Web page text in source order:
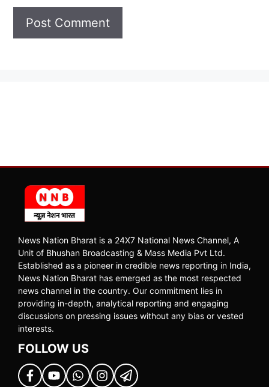
News Nation Bharat is a 24X7 National News Channel, A
Unit of Bhushan Broadcasting & Mass Media Pvt Ltd.
Established as a pioneer in credible news reporting in India,
News Nation Bharat has emerged as the most respected
news channel in the country. Our commitment lies in
providing in-depth, analytical reporting and engaging
discussions on pressing issues without any bias or vested
interests.
FOLLOW US